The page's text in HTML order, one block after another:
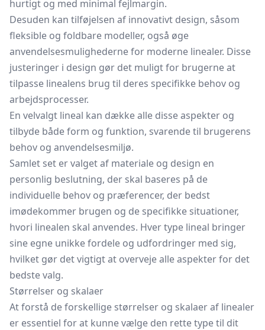
hurtigt og med minimal fejlmargin.
Desuden kan tilføjelsen af innovativt design, såsom
fleksible og foldbare modeller, også øge
anvendelsesmulighederne for moderne linealer. Disse
justeringer i design gør det muligt for brugerne at
tilpasse linealens brug til deres specifikke behov og
arbejdsprocesser.
En velvalgt lineal kan dække alle disse aspekter og
tilbyde både form og funktion, svarende til brugerens
behov og anvendelsesmiljø.
Samlet set er valget af materiale og design en
personlig beslutning, der skal baseres på de
individuelle behov og præferencer, der bedst
imødekommer brugen og de specifikke situationer,
hvori linealen skal anvendes. Hver type lineal bringer
sine egne unikke fordele og udfordringer med sig,
hvilket gør det vigtigt at overveje alle aspekter for det
bedste valg.
Størrelser og skalaer
At forstå de forskellige størrelser og skalaer af linealer
er essentiel for at kunne vælge den rette type til dit